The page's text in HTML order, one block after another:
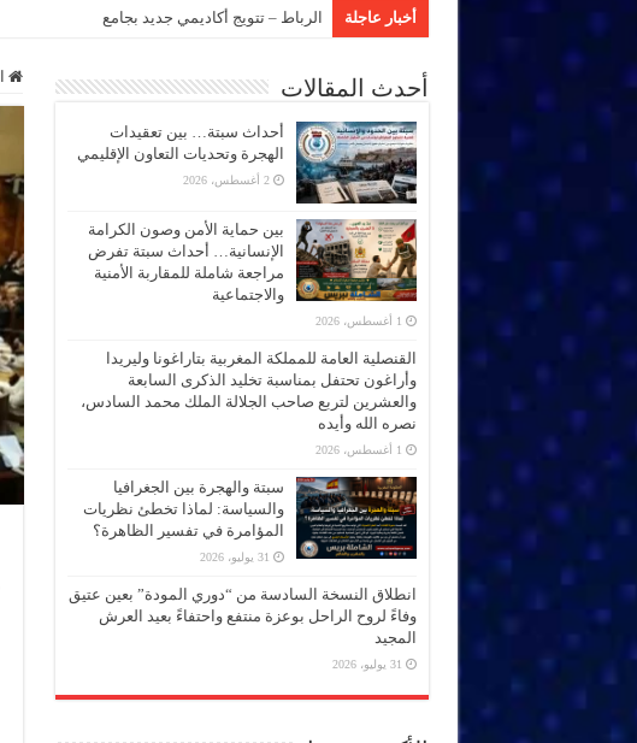
أخبار عاجلة الرباط – تتويج أكاديمي جديد بجامعة محمد الخامس
أحدث المقالات
أحداث سبتة… بين تعقيدات
الهجرة وتحديات التعاون الإقليمي
2 أغسطس، 2026
بين حماية الأمن وصون الكرامة
الإنسانية… أحداث سبتة تفرض
مراجعة شاملة للمقاربة الأمنية
والاجتماعية
1 أغسطس، 2026
القنصلية العامة للمملكة المغربية بتاراغونا وليريدا
وأراغون تحتفل بمناسبة تخليد الذكرى السابعة
والعشرين لتربع صاحب الجلالة الملك محمد السادس،
نصره الله وأيده
1 أغسطس، 2026
سبتة والهجرة بين الجغرافيا
والسياسة: لماذا تخطئ نظريات
المؤامرة في تفسير الظاهرة؟
31 يوليو، 2026
انطلاق النسخة السادسة من “دوري المودة” بعين عتيق
وفاءً لروح الراحل بوعزة منتفع واحتفاءً بعيد العرش
المجيد
31 يوليو، 2026